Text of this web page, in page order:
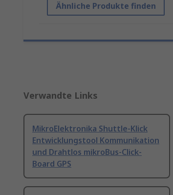
Ähnliche Produkte finden
Verwandte Links
MikroElektronika Shuttle-Klick
Entwicklungstool Kommunikation
und Drahtlos mikroBus-Click-
Board GPS